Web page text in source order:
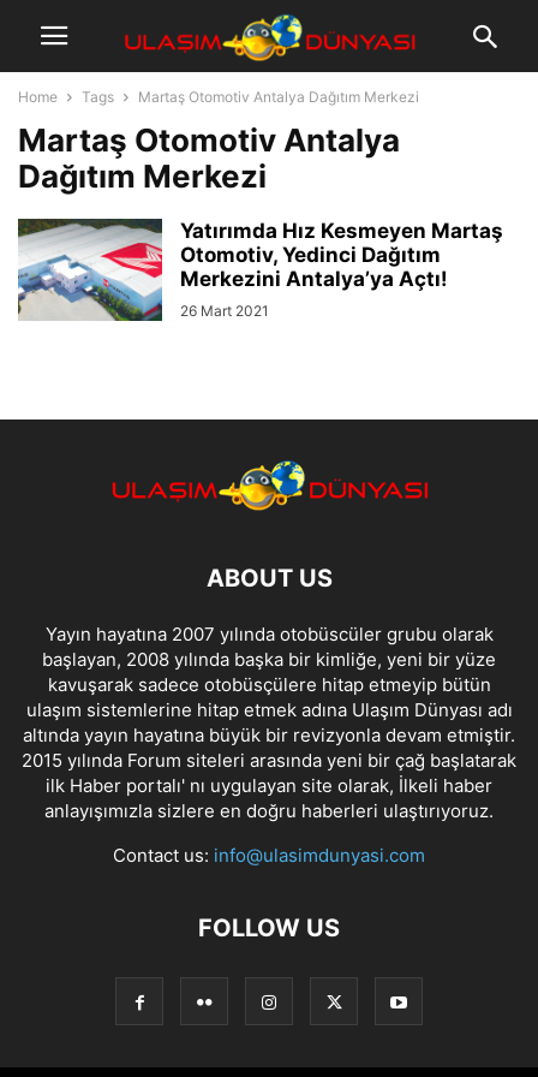
Home Tags Martaş Otomotiv Antalya Dağıtım Merkezi
Martaş Otomotiv Antalya
Dağıtım Merkezi
Yatırımda Hız Kesmeyen Martaş
Otomotiv, Yedinci Dağıtım
Merkezini Antalya’ya Açtı!
26 Mart 2021
ABOUT US
Yayın hayatına 2007 yılında otobüscüler grubu olarak
başlayan, 2008 yılında başka bir kimliğe, yeni bir yüze
kavuşarak sadece otobüsçülere hitap etmeyip bütün
ulaşım sistemlerine hitap etmek adına Ulaşım Dünyası adı
altında yayın hayatına büyük bir revizyonla devam etmiştir.
2015 yılında Forum siteleri arasında yeni bir çağ başlatarak
ilk Haber portalı' nı uygulayan site olarak, İlkeli haber
anlayışımızla sizlere en doğru haberleri ulaştırıyoruz.
Contact us: info@ulasimdunyasi.com
FOLLOW US